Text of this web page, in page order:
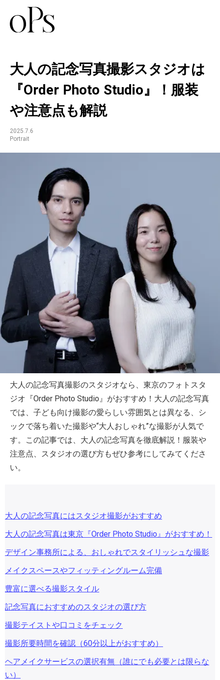
大人の記念写真撮影スタジオは
『Order Photo Studio』！服装
や注意点も解説
2025.7.6
Portrait
大人の記念写真撮影のスタジオなら、東京のフォトスタ
ジオ『Order Photo Studio』がおすすめ！大人の記念写真
では、子ども向け撮影の愛らしい雰囲気とは異なる、シ
ックで落ち着いた撮影や“大人おしゃれ”な撮影が人気で
す。この記事では、大人の記念写真を徹底解説！服装や
注意点、スタジオの選び方もぜひ参考にしてみてくださ
い。
大人の記念写真にはスタジオ撮影がおすすめ
大人の記念写真は東京『Order Photo Studio』がおすすめ！
デザイン事務所による、おしゃれでスタイリッシュな撮影
メイクスペースやフィッティングルーム完備
豊富に選べる撮影スタイル
記念写真におすすめのスタジオの選び方
撮影テイストや口コミをチェック
撮影所要時間を確認（60分以上がおすすめ）
ヘアメイクサービスの選択有無（誰にでも必要とは限らな
い）